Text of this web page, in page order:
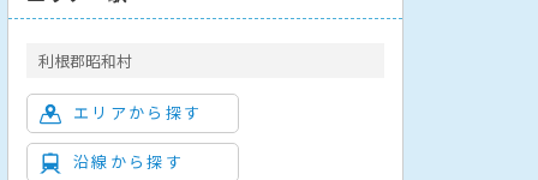
利根郡昭和村
エリアから探す
沿線から探す